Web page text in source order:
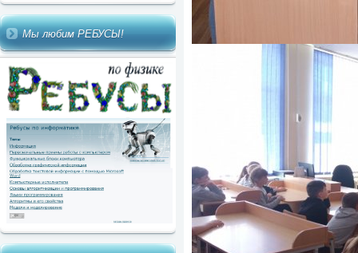
Мы любим РЕБУСЫ!